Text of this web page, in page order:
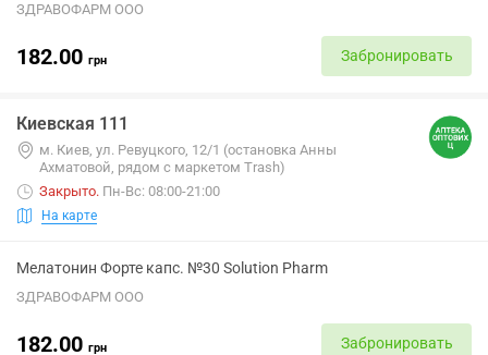
ЗДРАВОФАРМ ООО
182.00 грн Забронировать
Киевская 111
м. Киев, ул. Ревуцкого, 12/1 (остановка Анны
Ахматовой, рядом с маркетом Trash)
Закрыто. Пн-Вс: 08:00-21:00
На карте
Мелатонин Форте капс. №30 Solution Pharm
ЗДРАВОФАРМ ООО
182.00 грн Забронировать